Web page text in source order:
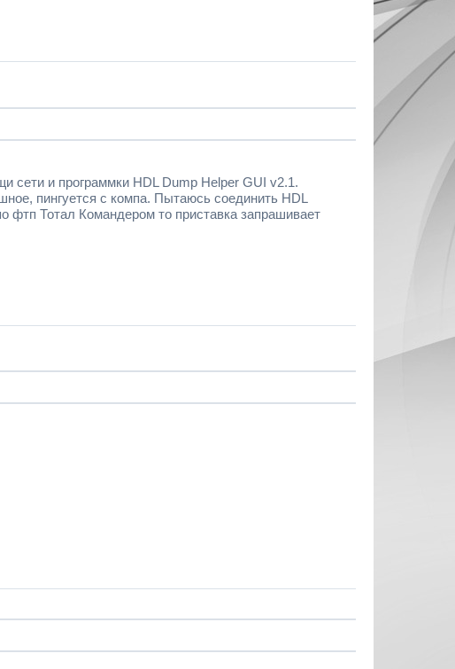
сети и программки HDL Dump Helper GUI v2.1.
пингуется с компа. Пытаюсь соединить HDL
фтп Тотал Командером то приставка запрашивает